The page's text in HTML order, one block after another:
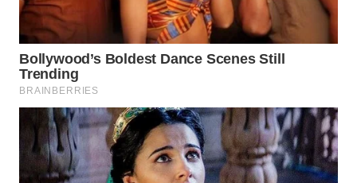
SAMOSIR
WN
PADANG
LAWAS
WN
SUMEDANG